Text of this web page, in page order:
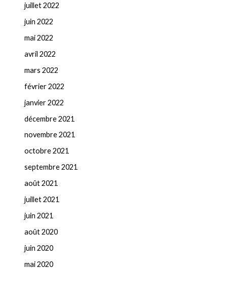
juillet 2022
juin 2022
mai 2022
avril 2022
mars 2022
février 2022
janvier 2022
décembre 2021
novembre 2021
octobre 2021
septembre 2021
août 2021
juillet 2021
juin 2021
août 2020
juin 2020
mai 2020